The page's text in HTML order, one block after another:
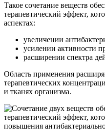
Такое сочетание веществ
терапевтический эффект,
аспектах:
увеличении
усилении активности
расширении спектра
Область применения
терапевтических
и тканях организма.